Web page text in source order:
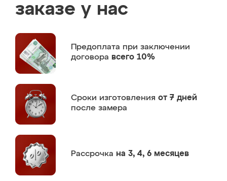
заказе у нас
Предоплата при заключении
договора всего 10%
Сроки изготовления от 7 дней
после замера
Рассрочка на 3, 4, 6 месяцев